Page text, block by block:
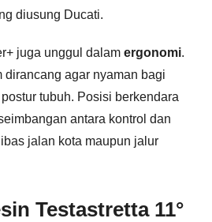
diusung Ducati.
juga unggul dalam ergonomi.
dirancang agar nyaman bagi
tubuh. Posisi berkendara
antara kontrol dan
jalan kota maupun jalur
Testastretta 11°